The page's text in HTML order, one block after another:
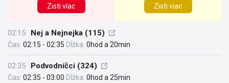
Zisti víac Zisti viac
02:15 Nej a Nejnejka (115)
Čas: 02:15 - 02:35 Dĺžka: 0hod a 20min
02:35 Podvodníčci (324)
Čas: 02:35 - 03:00 Dĺžka: 0hod a 25min